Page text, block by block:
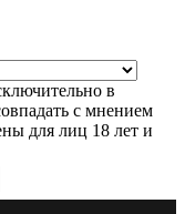
в
с мнением
для лиц 18 лет и